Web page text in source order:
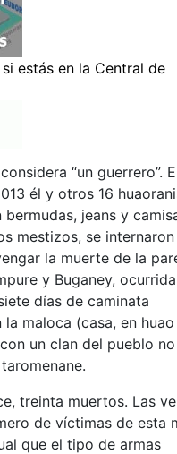
“un guerrero”.
él y otros 16
jeans y
mestizos, se internaron
la muerte de la
y Buganey,
días de caminata
la maloca (casa, en
un clan del pueblo no
treinta muertos. Las
de víctimas de esta
que el tipo de armas